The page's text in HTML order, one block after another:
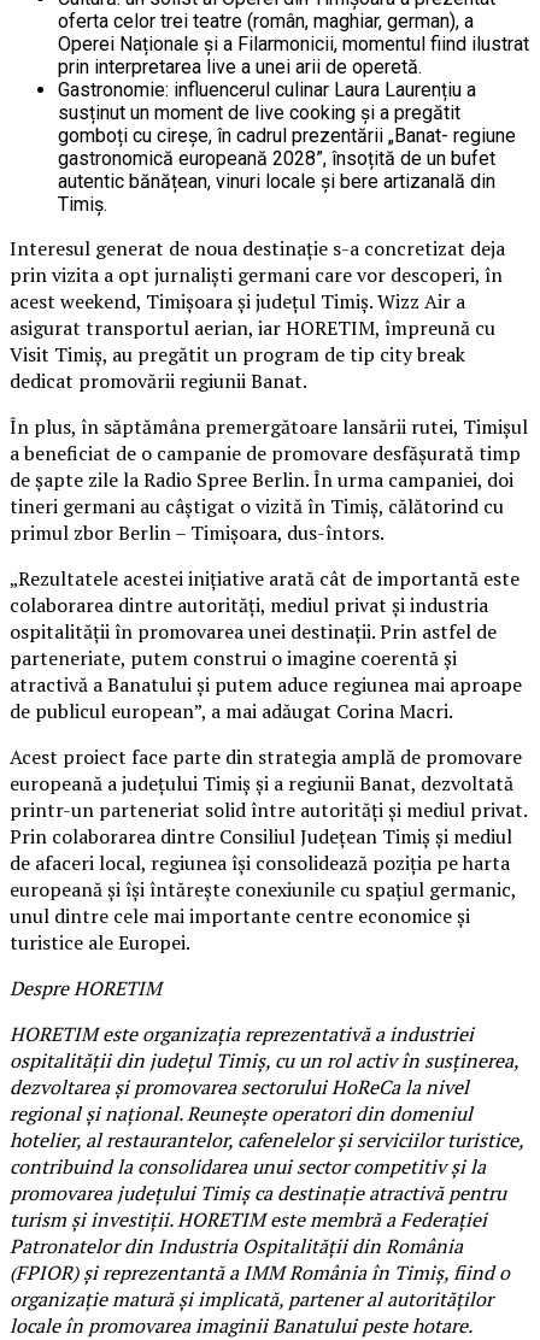
oferta celor trei teatre (român, maghiar, german), a
Operei Naționale și a Filarmonicii, momentul fiind ilustrat
prin interpretarea live a unei arii de operetă.
Gastronomie: influencerul culinar Laura Laurențiu a
susținut un moment de live cooking și a pregătit
gomboți cu cireșe, în cadrul prezentării „Banat- regiune
gastronomică europeană 2028”, însoțită de un bufet
autentic bănățean, vinuri locale și bere artizanală din
Timiș.
Interesul generat de noua destinație s-a concretizat deja
prin vizita a opt jurnaliști germani care vor descoperi, în
acest weekend, Timișoara și județul Timiș. Wizz Air a
asigurat transportul aerian, iar HORETIM, împreună cu
Visit Timiș, au pregătit un program de tip city break
dedicat promovării regiunii Banat.
În plus, în săptămâna premergătoare lansării rutei, Timișul
a beneficiat de o campanie de promovare desfășurată timp
de șapte zile la Radio Spree Berlin. În urma campaniei, doi
tineri germani au câștigat o vizită în Timiș, călătorind cu
primul zbor Berlin – Timișoara, dus-întors.
„Rezultatele acestei inițiative arată cât de importantă este
colaborarea dintre autorități, mediul privat și industria
ospitalității în promovarea unei destinații. Prin astfel de
parteneriate, putem construi o imagine coerentă și
atractivă a Banatului și putem aduce regiunea mai aproape
de publicul european”, a mai adăugat Corina Macri.
Acest proiect face parte din strategia amplă de promovare
europeană a județului Timiș și a regiunii Banat, dezvoltată
printr-un parteneriat solid între autorități și mediul privat.
Prin colaborarea dintre Consiliul Județean Timiș și mediul
de afaceri local, regiunea își consolidează poziția pe harta
europeană și își întărește conexiunile cu spațiul germanic,
unul dintre cele mai importante centre economice și
turistice ale Europei.
Despre HORETIM
HORETIM este organizația reprezentativă a industriei
ospitalității din județul Timiș, cu un rol activ în susținerea,
dezvoltarea și promovarea sectorului HoReCa la nivel
regional și național. Reunește operatori din domeniul
hotelier, al restaurantelor, cafenelelor și serviciilor turistice,
contribuind la consolidarea unui sector competitiv și la
promovarea județului Timiș ca destinație atractivă pentru
turism și investiții. HORETIM este membră a Federației
Patronatelor din Industria Ospitalității din România
(FPIOR) și reprezentantă a IMM România în Timiș, fiind o
organizație matură și implicată, partener al autorităților
locale în promovarea imaginii Banatului peste hotare.